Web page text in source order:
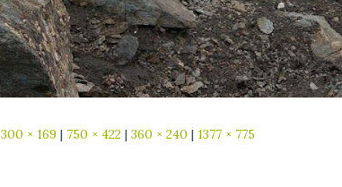
300 × 169 | 750 × 422 | 360 × 240 | 1377 × 775